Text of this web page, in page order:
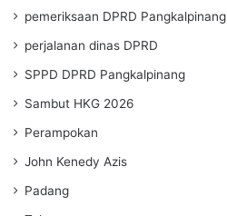
pemeriksaan DPRD Pangkalpinang
perjalanan dinas DPRD
SPPD DPRD Pangkalpinang
Sambut HKG 2026
Perampokan
John Kenedy Azis
Padang